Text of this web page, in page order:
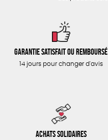
Garantie satisfait ou remboursé
14 jours pour changer d'avis
Achats solidaires